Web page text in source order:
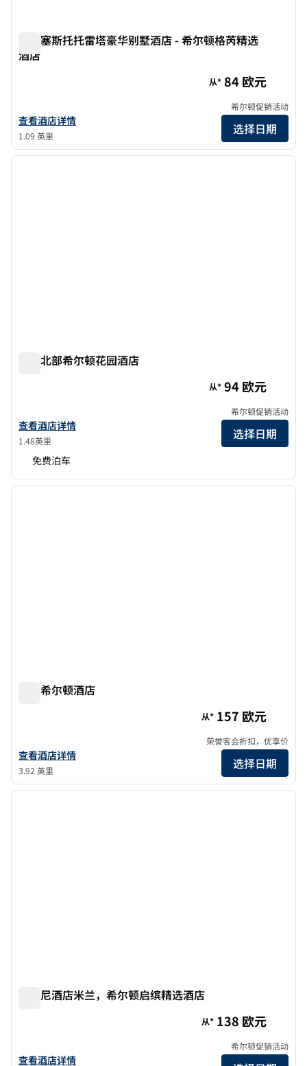
米兰塞斯托托雷塔豪华别墅酒店 - 希尔顿格芮精选
酒店
查看希尔顿格芮精选Grand Hotel Villa Torretta Milan Sesto的酒
查看酒店详情
1.09 英里
从* 84 欧元
希尔顿促销活动
选择日期
1/12
1/12
下一
米兰北部希尔顿花园酒店
查看希尔顿花园酒店米兰北的详细信息
查看酒店详情
1.48英里
从* 94 欧元
希尔顿促销活动
选择日期
免费泊车
1/12
1/12
下一
米兰希尔顿酒店
查看希尔顿米兰酒店的详细信息
查看酒店详情
3.92 英里
从* 157 欧元
荣誉客会折扣，优享价
选择日期
1/12
1/12
下一
普契尼酒店米兰，希尔顿启缤精选酒店
查看米兰浦契尼酒店，希尔顿启缤精选的酒店详情
查看酒店详情
从* 138 欧元
希尔顿促销活动